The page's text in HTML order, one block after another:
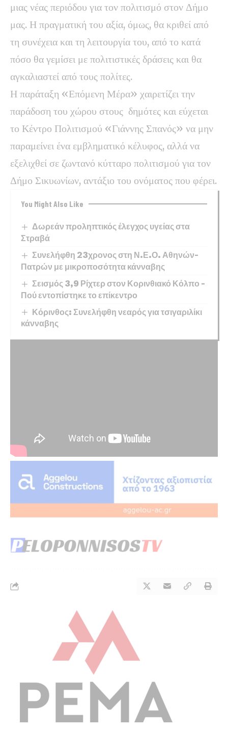
μιας νέας περιόδου για τον πολιτισμό στον Δήμο
μας. Η πραγματική του αξία, όμως, θα κριθεί από
τη συνέχεια και τη λειτουργία του, από το κατά
πόσο θα γεμίσει με πολιτιστικές δράσεις και θα
αγκαλιαστεί από τους πολίτες.
Η παράταξη «Επόμενη Μέρα» χαιρετίζει την
παράδοση του χώρου στους δημότες και εύχεται
το Κέντρο Πολιτισμού «Γιάννης Σπανός» να μην
παραμείνει ένα εμβληματικό κέλυφος, αλλά να
εξελιχθεί σε ζωντανό κύτταρο πολιτισμού για τον
Δήμο Σικυωνίων, αντάξιο του ονόματος που φέρει.
You Might Also Like
Δωρεάν προληπτικός έλεγχος υγείας στα
Στραβά
Συνελήφθη 23χρονος στη Ν.Ε.Ο. Αθηνών–
Πατρών με μικροποσότητα κάνναβης
Σεισμός 3,9 Ρίχτερ στον Κορινθιακό Κόλπο –
Πού εντοπίστηκε το επίκεντρο
Κόρινθος: Συνελήφθη νεαρός για τσιγαριλίκι
κάνναβης